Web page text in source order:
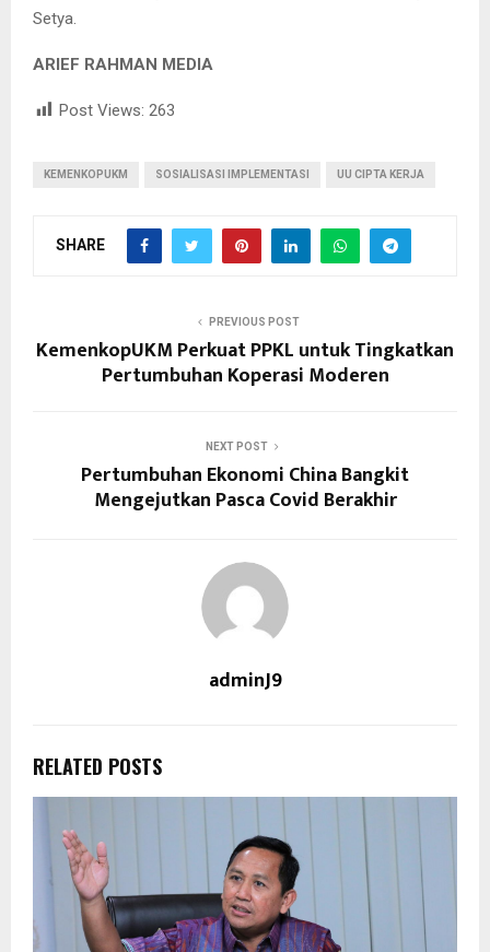
Setya.
ARIEF RAHMAN MEDIA
Post Views: 263
KEMENKOPUKM SOSIALISASI IMPLEMENTASI UU CIPTA KERJA
SHARE
PREVIOUS POST
KemenkopUKM Perkuat PPKL untuk Tingkatkan
Pertumbuhan Koperasi Moderen
NEXT POST
Pertumbuhan Ekonomi China Bangkit
Mengejutkan Pasca Covid Berakhir
adminJ9
RELATED POSTS